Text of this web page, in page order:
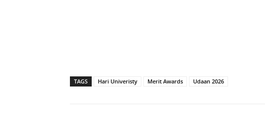
TAGS Hari Univeristy Merit Awards Udaan 2026